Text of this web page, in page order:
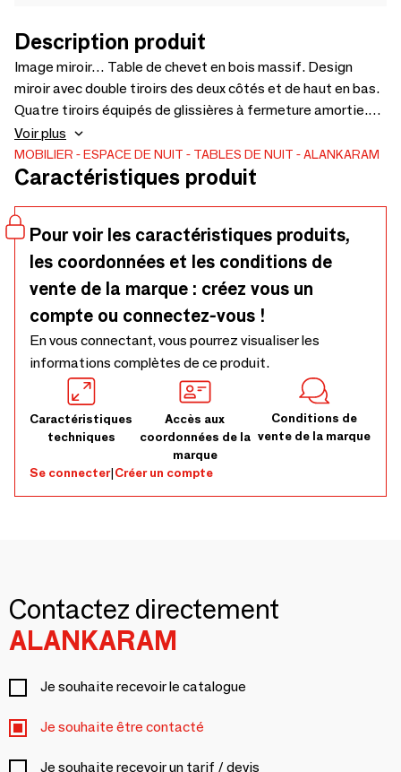
Description produit
Image miroir… Table de chevet en bois massif. Design
miroir avec double tiroirs des deux côtés et de haut en bas.
Quatre tiroirs équipés de glissières à fermeture amortie.
Finition bicolore. Large choix de couleurs et de dimensions
pour s'adapter à tous les intérieurs : 500 × 410 × 500
Voir plus
MOBILIER ESPACE DE NUIT TABLES DE NUIT ALANKARAM
Caractéristiques produit
Pour voir les caractéristiques produits,
les coordonnées et les conditions de
vente de la marque : créez vous un
compte ou connectez-vous !
En vous connectant, vous pourrez visualiser les
informations complètes de ce produit.
Caractéristiques
techniques
Accès aux
coordonnées de la
marque
Conditions de
vente de la marque
Se connecter|Créer un compte
Contactez directement
ALANKARAM
Je souhaite recevoir le catalogue
Je souhaite être contacté
Je souhaite recevoir un tarif / devis